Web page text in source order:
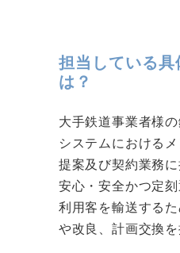
担当している
は？
大手鉄道事業者様
システムにおける
提案及び契約業務に
安心・安全かつ定
利用客を輸送する
や改良、計画交換を